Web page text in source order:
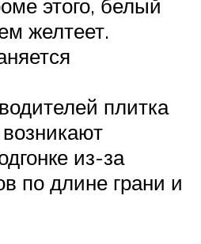
этого, белый
желтеет.
плитка
из-за
по длине грани и